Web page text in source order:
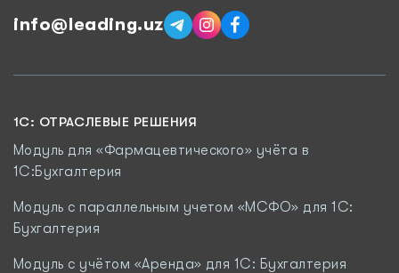
info@leading.uz
1C: ОТРАСЛЕВЫЕ РЕШЕНИЯ
Модуль для «Фармацевтического» учёта в
1С:Бухгалтерия
Модуль с параллельным учетом «МСФО» для 1С:
Бухгалтерия
Модуль с учётом «Аренда» для 1С: Бухгалтерия